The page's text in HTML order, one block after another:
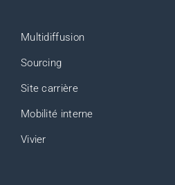
Multidiffusion
Sourcing
Site carrière
Mobilité interne
Vivier